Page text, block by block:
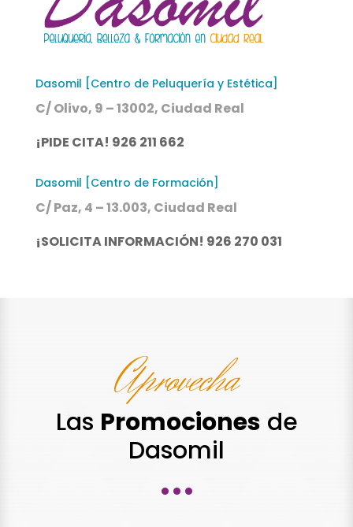
Dasomil [Centro de Peluquería y Estética]
C/ Olivo, 9 – 13002, Ciudad Real
¡PIDE CITA! 926 211 662
Dasomil [Centro de Formación]
C/ Paz, 4 – 13.003, Ciudad Real
¡SOLICITA INFORMACIÓN! 926 270 031
Aprovecha
Las Promociones de
Dasomil
···